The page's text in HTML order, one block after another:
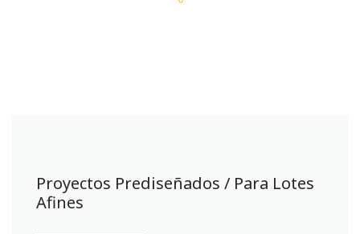
Proyectos Prediseñados / Para Lotes
Afines